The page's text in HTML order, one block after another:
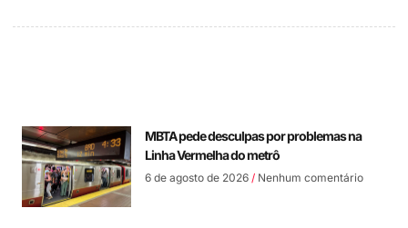
MBTA pede desculpas por problemas na
Linha Vermelha do metrô
6 de agosto de 2026 Nenhum comentário